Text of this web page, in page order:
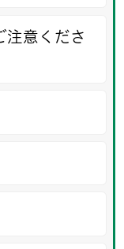
注意くださ